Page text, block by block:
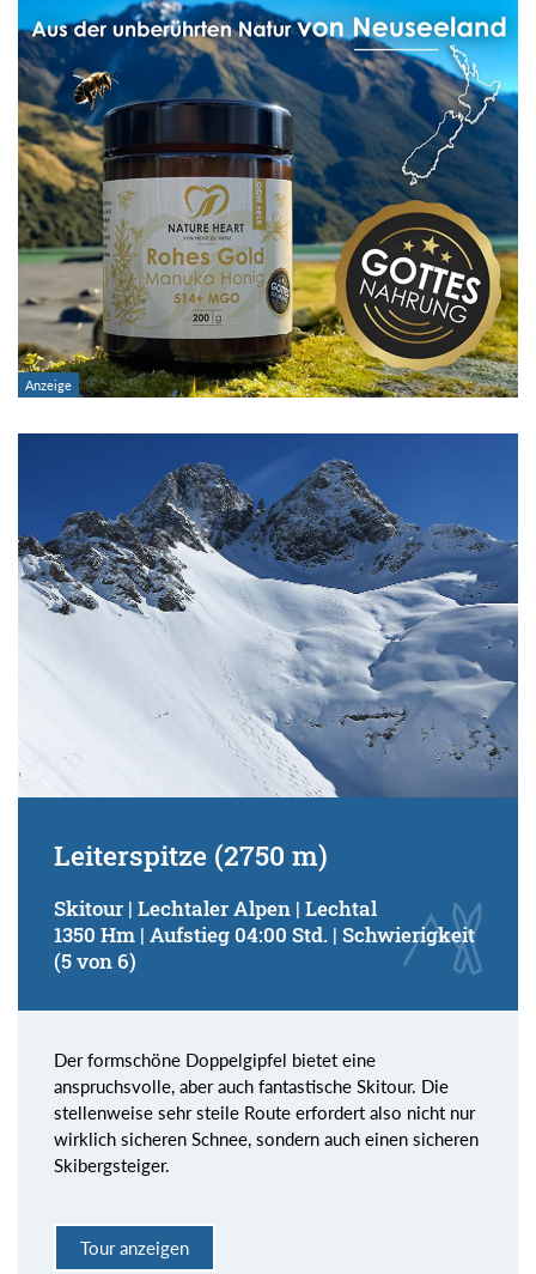
Leiterspitze (2750 m)
Skitour | Lechtaler Alpen | Lechtal
1350 Hm | Aufstieg 04:00 Std. | Schwierigkeit
(5 von 6)
Der formschöne Doppelgipfel bietet eine
anspruchsvolle, aber auch fantastische Skitour. Die
stellenweise sehr steile Route erfordert also nicht nur
wirklich sicheren Schnee, sondern auch einen sicheren
Skibergsteiger.
Tour anzeigen